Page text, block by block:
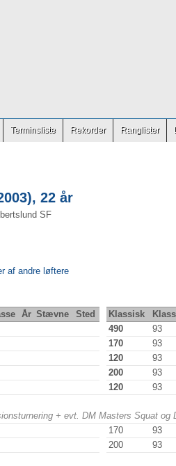
Terminsliste Rekorder Ranglister
22 år
SF
af andre løftere
År Stævne Sted Klassisk
490
93
170
93
120
93
200
93
120 93
+ evt. DM Masters Squat
170
93
200 93